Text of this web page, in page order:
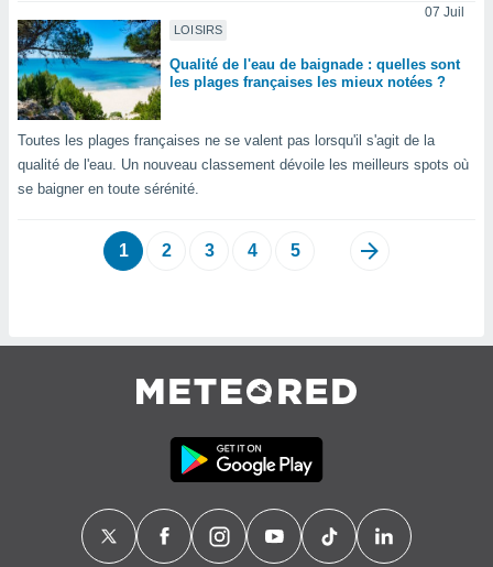
de
et
LOISIRS
07 Juil
Qualité de l'eau de baignade : quelles sont
les plages françaises les mieux notées ?
Toutes les plages françaises ne se valent pas lorsqu'il s'agit de la
qualité de l'eau. Un nouveau classement dévoile les meilleurs spots où
se baigner en toute sérénité.
1 2 3 4 5